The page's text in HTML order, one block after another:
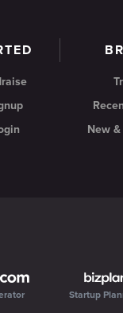
New
Startup